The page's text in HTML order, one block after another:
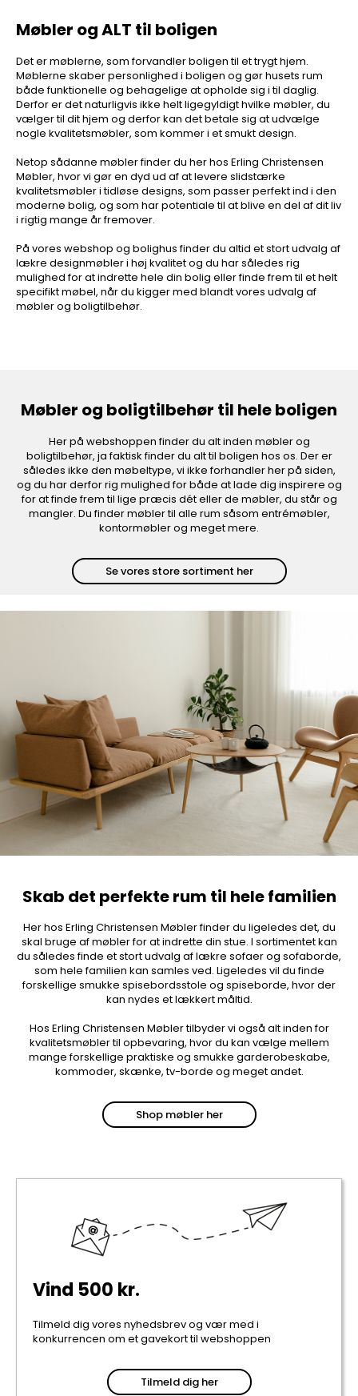
Møbler og ALT til boligen
Det er møblerne, som forvandler boligen til et trygt hjem.
Møblerne skaber personlighed i boligen og gør husets rum
både funktionelle og behagelige at opholde sig i til daglig.
Derfor er det naturligvis ikke helt ligegyldigt hvilke møbler, du
vælger til dit hjem og derfor kan det betale sig at udvælge
nogle kvalitetsmøbler, som kommer i et smukt design.
Netop sådanne møbler finder du her hos Erling Christensen
Møbler, hvor vi gør en dyd ud af at levere slidstærke
kvalitetsmøbler i tidløse designs, som passer perfekt ind i den
moderne bolig, og som har potentiale til at blive en del af dit liv
i rigtig mange år fremover.
På vores webshop og bolighus finder du altid et stort udvalg af
lækre designmøbler i høj kvalitet og du har således rig
mulighed for at indrette hele din bolig eller finde frem til et helt
specifikt møbel, når du kigger med blandt vores udvalg af
møbler og boligtilbehør.
Møbler og boligtilbehør til hele boligen
Her på webshoppen finder du alt inden møbler og
boligtilbehør, ja faktisk finder du alt til boligen hos os. Der er
således ikke den møbeltype, vi ikke forhandler her på siden,
og du har derfor rig mulighed for både at lade dig inspirere og
for at finde frem til lige præcis dét eller de møbler, du står og
mangler. Du finder møbler til alle rum såsom entrémøbler,
kontormøbler og meget mere.
Se vores store sortiment her
Skab det perfekte rum til hele familien
Her hos Erling Christensen Møbler finder du ligeledes det, du
skal bruge af møbler for at indrette din stue. I sortimentet kan
du således finde et stort udvalg af lækre sofaer og sofaborde,
som hele familien kan samles ved. Ligeledes vil du finde
forskellige smukke spisebordsstole og spiseborde, hvor der
kan nydes et lækkert måltid.
Hos Erling Christensen Møbler tilbyder vi også alt inden for
kvalitetsmøbler til opbevaring, hvor du kan vælge mellem
mange forskellige praktiske og smukke garderobeskabe,
kommoder, skænke, tv-borde og meget andet.
Shop møbler her
Vind 500 kr.
Tilmeld dig vores nyhedsbrev og vær med i
konkurrencen om et gavekort til webshoppen
Tilmeld dig her